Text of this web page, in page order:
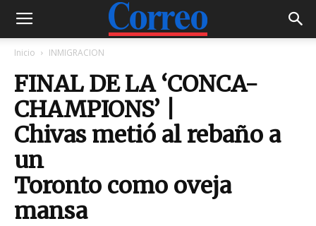
Inicio INMIGRACION
FINAL DE LA ‘CONCA-
CHAMPIONS’ |
Chivas metió al rebaño a
un
Toronto como oveja
mansa